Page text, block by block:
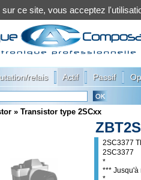
relais Actif Passif
» Transistor type 2SCxx
2SC3377
2SC3377
*
*** Jusqu'à
sur ce site, vous acceptez